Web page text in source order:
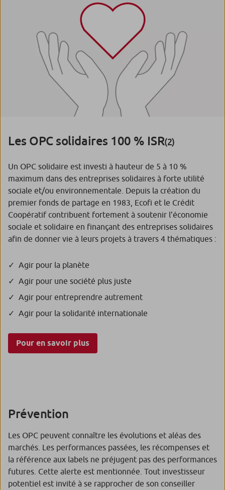
Les OPC solidaires 100 % ISR(2)
Un OPC solidaire est investi à hauteur de 5 à 10 %
maximum dans des entreprises solidaires à forte utilité
sociale et/ou environnementale. Depuis la création du
premier fonds de partage en 1983, Ecofi et le Crédit
Coopératif contribuent fortement à soutenir l’économie
sociale et solidaire en finançant des entreprises solidaires
afin de donner vie à leurs projets à travers 4 thématiques :
Agir pour la planète
Agir pour une société plus juste
Agir pour entreprendre autrement
Agir pour la solidarité internationale
Pour en savoir plus
Prévention
Les OPC peuvent connaître les évolutions et aléas des
marchés. Les performances passées, les récompenses et
la référence aux labels ne préjugent pas des performances
futures. Cette alerte est mentionnée. Tout investisseur
potentiel est invité à se rapprocher de son conseiller